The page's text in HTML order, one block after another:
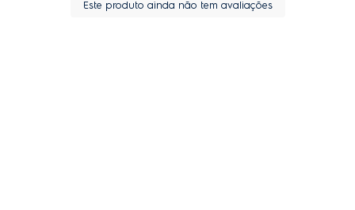
Este produto ainda não tem avaliações